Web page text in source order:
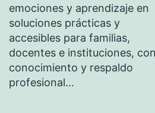
emociones y aprendizaje en
soluciones prácticas y
accesibles para familias,
docentes e instituciones, con
conocimiento y respaldo
profesional…